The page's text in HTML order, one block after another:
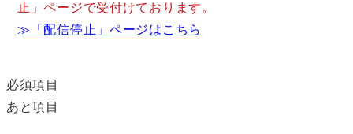
止」ページで受付けております。
≫「配信停止」ページはこちら
必須項目
あと項目